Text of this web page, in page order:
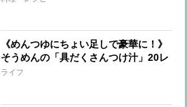
《めんつゆにちょい足しで豪華に！》
そうめんの「具だくさんつけ汁」20レ
シピ！和洋、エスニックとバリエいろ
ライフ